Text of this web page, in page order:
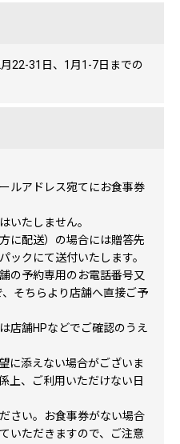
22-31日、1月1-7日までの
ルアドレス宛てにお食事券
いたしません。
に配送）の場合には贈答先
ックにて送付いたします。
の予約専用のお電話番号又
そちらより店舗へ直接ご予
店舗HPなどでご確認のうえ
に添えない場合がございま
上、ご利用いただけない日
さい。お食事券がない場合
いただきますので、ご注意